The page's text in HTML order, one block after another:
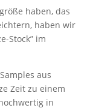
haben, das
haben wir
Stock” im
aus
Zeit zu einem
in